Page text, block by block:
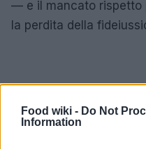
Food wiki - Do Not
Information
— e il mancato rispetto
la perdita della